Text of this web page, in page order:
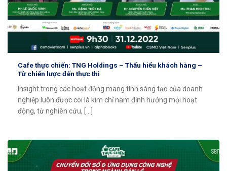
Cafe thực chiến: TNG Holdings – Thấu hiểu khách hàng –
Từ chiến lược đến thực thi
Insight trong các hoạt động mang tính sáng tạo của doanh
nghiệp luôn được coi là kim chỉ nam định hướng mọi hoạt
động, từ nghiên cứu, [...]